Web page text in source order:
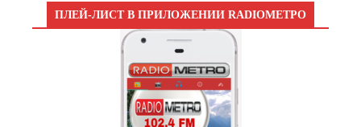
ПЛЕЙ-ЛИСТ В ПРИЛОЖЕНИИ RADIOМЕТРО